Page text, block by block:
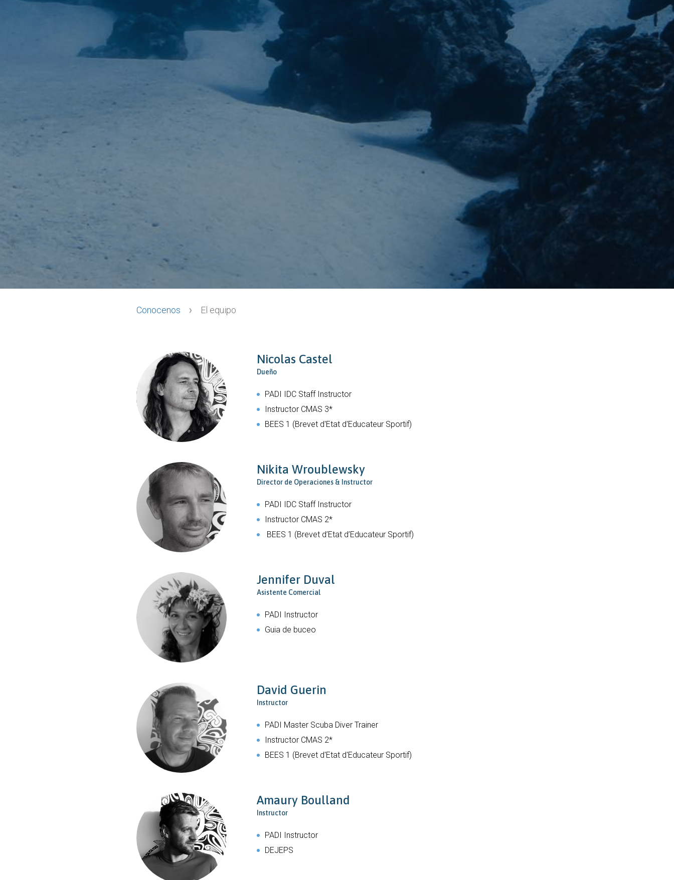
Conocenos El equipo
Nicolas Castel
Dueño
PADI IDC Staff Instructor
Instructor CMAS 3*
BEES 1 (Brevet d'Etat d'Educateur Sportif)
Nikita Wroublewsky
Director de Operaciones & Instructor
PADI IDC Staff Instructor
Instructor CMAS 2*
BEES 1 (Brevet d’Etat d’Educateur Sportif)
Jennifer Duval
Asistente Comercial
PADI Instructor
Guia de buceo
David Guerin
Instructor
PADI Master Scuba Diver Trainer
Instructor CMAS 2*
BEES 1 (Brevet d'Etat d'Educateur Sportif)
Amaury Boulland
Instructor
PADI Instructor
DEJEPS